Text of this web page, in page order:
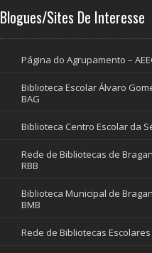
Blogues/Sites De Interesse
Página do Agrupamento –
Biblioteca Escolar Álvaro
BAG
Biblioteca Centro Escolar da
Rede de Bibliotecas de
RBB
Biblioteca Municipal de
BMB
Rede de Bibliotecas Escolares